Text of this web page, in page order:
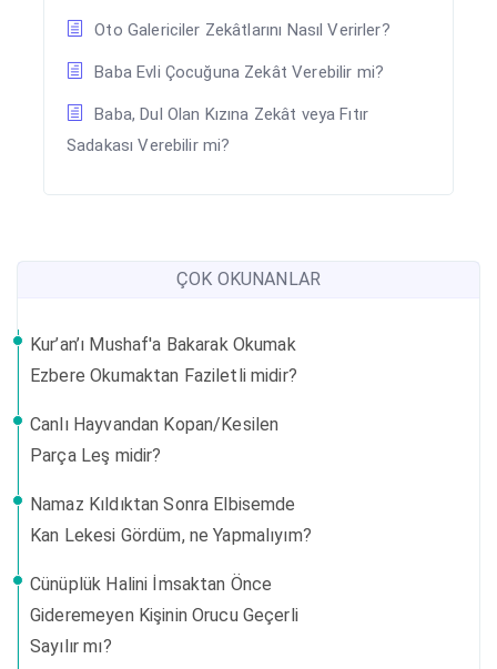
Oto Galericiler Zekâtlarını Nasıl Verirler?
Baba Evli Çocuğuna Zekât Verebilir mi?
Baba, Dul Olan Kızına Zekât veya Fıtır
Sadakası Verebilir mi?
ÇOK OKUNANLAR
Kur’an’ı Mushaf'a Bakarak Okumak
Ezbere Okumaktan Faziletli midir?
Canlı Hayvandan Kopan/Kesilen
Parça Leş midir?
Namaz Kıldıktan Sonra Elbisemde
Kan Lekesi Gördüm, ne Yapmalıyım?
Cünüplük Halini İmsaktan Önce
Gideremeyen Kişinin Orucu Geçerli
Sayılır mı?